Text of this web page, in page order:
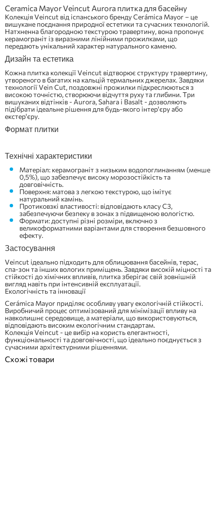
Ceramica Mayor Veincut Aurora плитка для басейну
Колекція Veincut від іспанського бренду Cerámica Mayor – це
вишукане поєднання природної естетики та сучасних технологій.
Натхненна благородною текстурою травертину, вона пропонує
керамограніт із виразними лінійними прожилками, що
передають унікальний характер натурального каменю.
Дизайн та естетика
Кожна плитка колекції Veincut відтворює структуру травертину,
утвореного в багатих на кальцій термальних джерелах. Завдяки
технології Vein Cut, поздовжні прожилки підкреслюються з
високою точністю, створюючи відчуття руху та глибини. Три
вишуканих відтінків - Aurora, Sahara і Basalt - дозволяють
підібрати ідеальне рішення для будь-якого інтер'єру або
екстер'єру.
Формат плитки
Технічні характеристики
Матеріал: керамограніт з низьким водопоглинанням (менше
0,5%), що забезпечує високу морозостійкість та
довговічність.
Поверхня: матова з легкою текстурою, що імітує
натуральний камінь.
Протиковзкі властивості: відповідають класу C3,
забезпечуючи безпеку в зонах з підвищеною вологістю.
Формати: доступні різні розміри, включно з
великоформатними варіантами для створення безшовного
ефекту.
Застосування
Veincut ідеально підходить для облицювання басейнів, терас,
спа-зон та інших вологих приміщень. Завдяки високій міцності та
стійкості до хімічних впливів, плитка зберігає свій зовнішній
вигляд навіть при інтенсивній експлуатації.
Екологічність та інновації
Cerámica Mayor приділяє особливу увагу екологічній стійкості.
Виробничий процес оптимізований для мінімізації впливу на
навколишнє середовище, а матеріали, що використовуються,
відповідають високим екологічним стандартам.
Колекція Veincut - це вибір на користь елегантності,
функціональності та довговічності, що ідеально поєднується з
сучасними архітектурними рішеннями.
Схожі товари